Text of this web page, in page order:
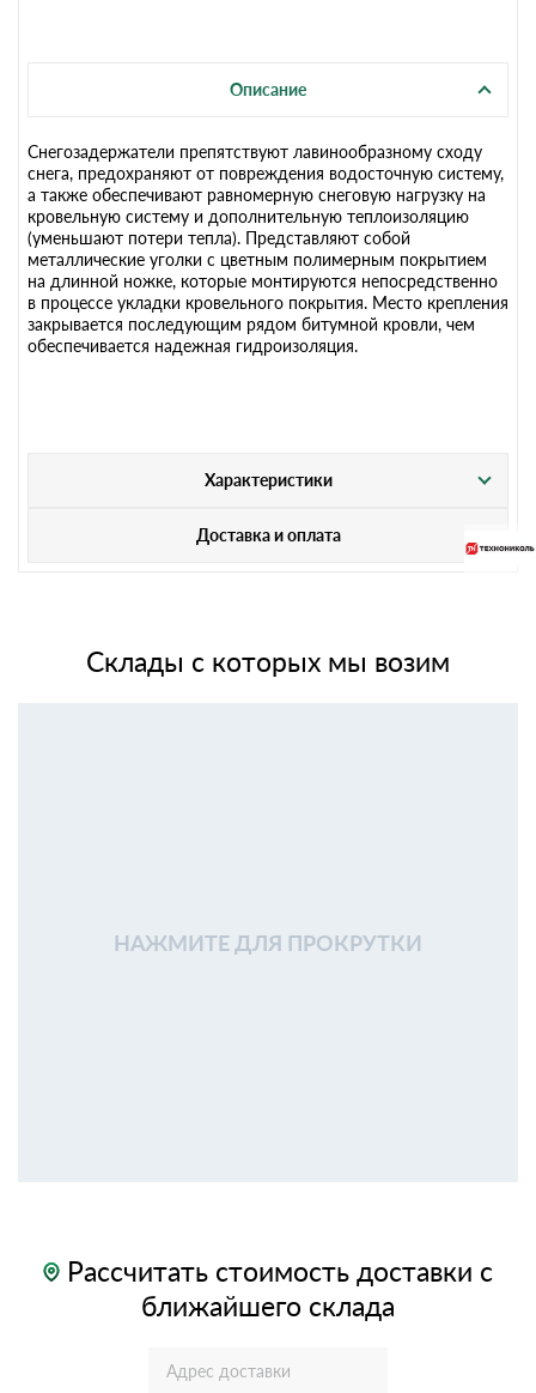
Описание
Снегозадержатели препятствуют лавинообразному сходу
снега, предохраняют от повреждения водосточную систему,
а также обеспечивают равномерную снеговую нагрузку на
кровельную систему и дополнительную теплоизоляцию
(уменьшают потери тепла). Представляют собой
металлические уголки с цветным полимерным покрытием
на длинной ножке, которые монтируются непосредственно
в процессе укладки кровельного покрытия. Место крепления
закрывается последующим рядом битумной кровли, чем
обеспечивается надежная гидроизоляция.
Характеристики
Доставка и оплата
Склады с которых мы возим
НАЖМИТЕ ДЛЯ ПРОКРУТКИ
Рассчитать стоимость доставки с
ближайшего склада